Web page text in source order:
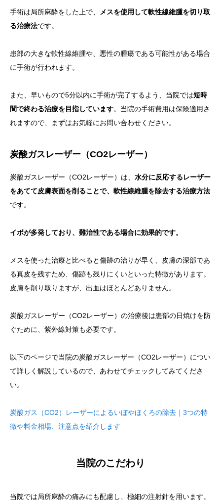
手術は局所麻酔をした上で、
メスを使用して軟性線維腫を切り取
る治療法です。
患部の大きな軟性線維腫や、悪性の腫瘍である可能性がある場合
に手術が行われます。
また、早いもので5分以内に手術が完了するよう、当院では短時
間で終わる治療を目指しています。当院の手術費用は保険適用さ
れますので、まずはお気軽にお問い合わせください。
炭酸ガスレーザー（CO2レーザー）
炭酸ガスレーザー（CO2レーザー）は、 水分に反応するレーザー
をあてて皮膚表面を削ることで、軟性線維腫を除去する治療方法
です。
イボが多発しており、難治性である場合に効果的です。
メスを使った治療と比べると傷跡の治りが早く、皮膚の深部であ
る真皮を残すため、傷跡も残りにくいといった特徴があります。
皮膚を削り取りますが、出血はほとんどありません。
炭酸ガスレーザー（CO2レーザー）の治療後は患部の日焼けを防
ぐために、紫外線対策も必要です。
以下のページで当院の炭酸ガスレーザー（CO2レーザー）につい
て詳しく解説しているので、あわせてチェックしてみてくださ
い。
炭酸ガス（CO2）レーザーによるいぼやほくろの除去｜3つの特
徴や料金相場、注意点を紹介します
当院のこだわり
当院では局所麻酔の痛みにも配慮し、極細の注射針を用います。